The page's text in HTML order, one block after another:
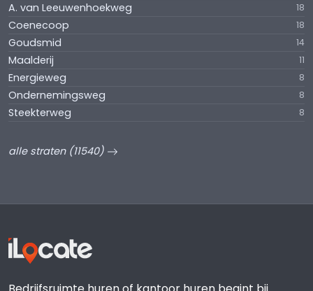
A. van Leeuwenhoekweg 18
Coenecoop 18
Goudsmid 14
Maalderij 11
Energieweg 8
Ondernemingsweg 8
Steekterweg 8
alle straten (11540)